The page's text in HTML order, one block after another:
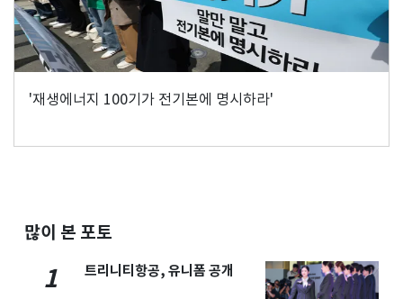
'재생에너지 100기가 전기본에 명시하라'
많이 본 포토
1 트리니티항공, 유니폼 공개